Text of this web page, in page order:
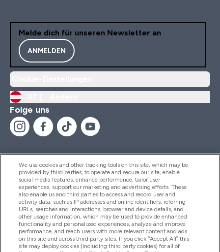
Melde dich für unseren Newsletter an
ANMELDEN
Folge uns
Hilfe Und Informationen
Produkte
Unternehmensinformationen
We use cookies and other tracking tools on this site, which may be
provided by third parties, to operate and secure our site, enable
social media features, enhance performance, tailor user
experiences, support our marketing and advertising efforts. These
also enable us and third parties to access and record user and
activity data, such as IP addresses and online identifiers, referring
URLs, searches and interactions, browser and device details, and
other usage information, which may be used to provide enhanced
functionality and personalized experiences, analyze and improve
performance, and reach users with more relevant content and ads
on this site and across third party sites. If you click “Accept All” this
site may deploy cookies (including third party cookies) for all of